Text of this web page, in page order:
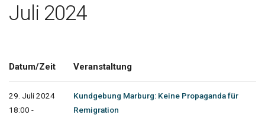
Juli 2024
Datum/Zeit Veranstaltung
29. Juli 2024
18:00 -
Kundgebung Marburg: Keine Propaganda für
Remigration